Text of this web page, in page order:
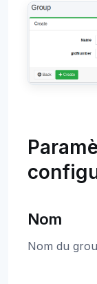
Nom
Nom du